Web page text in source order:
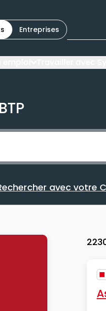
Entreprises
Vous aurez
Rechercher
avec votre